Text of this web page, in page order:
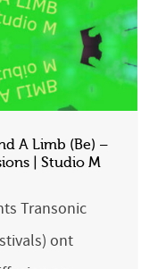
A Limb (Be) –
| Studio M
Transonic
ont